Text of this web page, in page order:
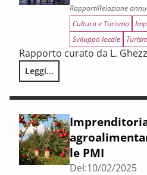
RapportiRelazione
Cultura e Turismo
Sviluppo locale
Rapporto curato da L.
Leggi...
La congiuntura e la Legge di
le PMI
Del:10/02/2025